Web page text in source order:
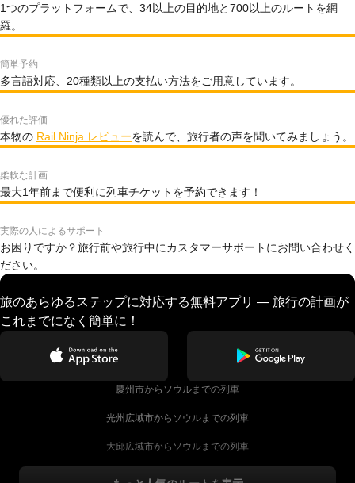
1つのプラットフォームで、34以上の目的地と700以上のルートを網
羅。
簡単予約
多言語対応、20種類以上の支払い方法をご用意しています。
優れた評価
本物の Rail Ninja レビューを読んで、旅行者の声を聞いてみましょう。
柔軟な計画
最大1年前まで便利に列車チケットを予約できます！
実際の人によるサポート
お困りですか？旅行前や旅行中にカスタマーサポートにお問い合わせく
ださい。
旅のあらゆるステップに対応する無料アプリ — 旅行の計画が
これまでになく簡単に！
慶州市からソウルまでの列車
光州広域市からソウルまでの列車
大邱広域市からソウルまでの列車